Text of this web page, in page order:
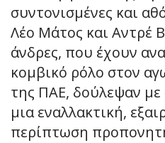
συντονισμένες και
Λέο Μάτος και Αντρέ
άνδρες, που έχουν
κομβικό ρόλο στον
της ΠΑΕ, δούλεψαν
μια εναλλακτική,
περίπτωση